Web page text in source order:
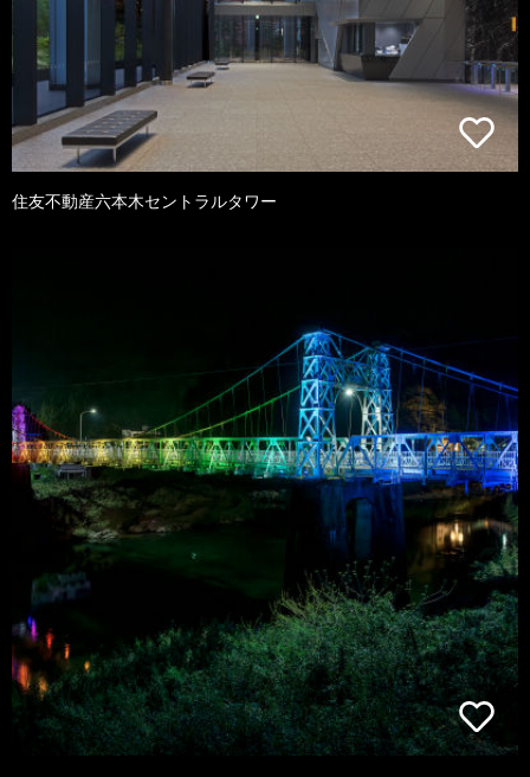
住友不動産六本木セントラルタワー